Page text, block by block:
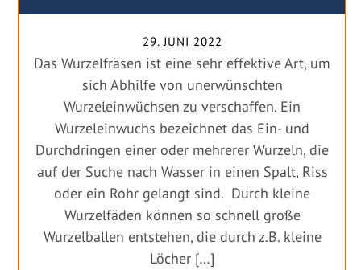
29. JUNI 2022
Das Wurzelfräsen ist eine sehr effektive Art, um
sich Abhilfe von unerwünschten
Wurzeleinwüchsen zu verschaffen. Ein
Wurzeleinwuchs bezeichnet das Ein- und
Durchdringen einer oder mehrerer Wurzeln, die
auf der Suche nach Wasser in einen Spalt, Riss
oder ein Rohr gelangt sind. Durch kleine
Wurzelfäden können so schnell große
Wurzelballen entstehen, die durch z.B. kleine
Löcher […]